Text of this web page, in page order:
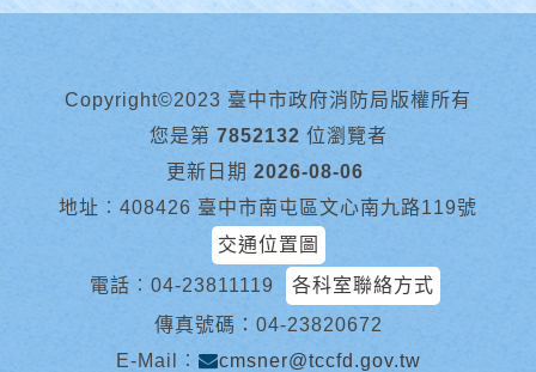
Copyright©2023 臺中市政府消防局版權所有
您是第 7852132 位瀏覽者
更新日期 2026-08-06
地址︰408426 臺中市南屯區文心南九路119號
交通位置圖
電話︰ 04-23811119
各科室聯絡方式
傳真號碼：04-23820672
E-Mail︰
cmsner@tccfd.gov.tw